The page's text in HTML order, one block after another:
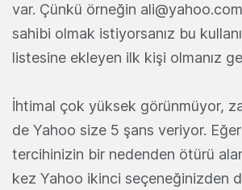
var. Çünkü örneğin ali@yahoo.com
sahibi olmak istiyorsanız bu
listesine ekleyen ilk kişi olmanız
İhtimal çok yüksek görünmüyor,
de Yahoo size 5 şans veriyor.
tercihinizin bir nedenden ötürü
kez Yahoo ikinci seçeneğinizden